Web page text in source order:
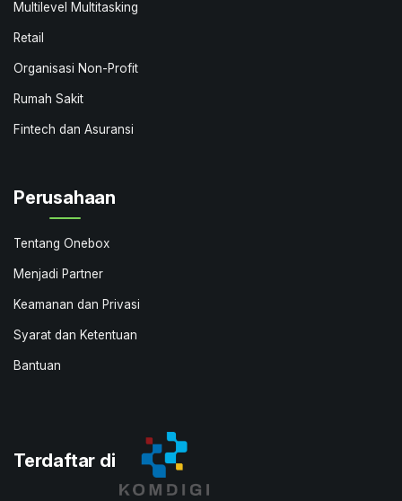
Multilevel Multitasking
Retail
Organisasi Non-Profit
Rumah Sakit
Fintech dan Asuransi
Perusahaan
Tentang Onebox
Menjadi Partner
Keamanan dan Privasi
Syarat dan Ketentuan
Bantuan
Terdaftar di